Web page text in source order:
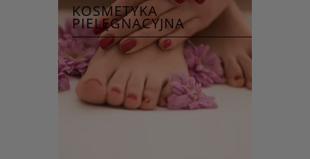
KOSMETYKA
PIELĘGNACYJNA